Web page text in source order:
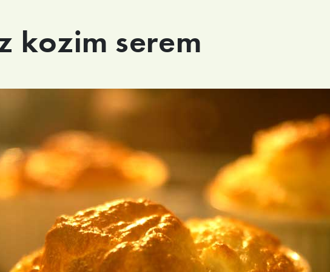
kozim serem